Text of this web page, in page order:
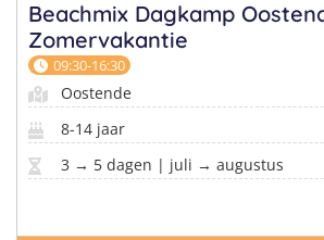
Vind jouw perfecte kamp
Beantwoord een paar korte vragen en wij
Beachmix Dagkamp
Zomervakantie
09:30-16:30
Oostende
8-14 jaar
3 → 5 dagen | juli → augustus